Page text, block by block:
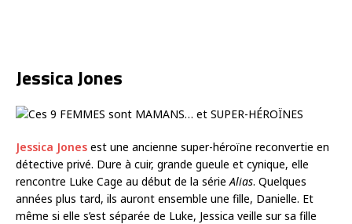
Jessica Jones
Jessica Jones est une ancienne super-héroïne reconvertie en
détective privé. Dure à cuir, grande gueule et cynique, elle
rencontre Luke Cage au début de la sérieAlias. Quelques
années plus tard, ils auront ensemble une fille, Danielle. Et
même si elle s’est séparée de Luke, Jessica veille sur sa fille